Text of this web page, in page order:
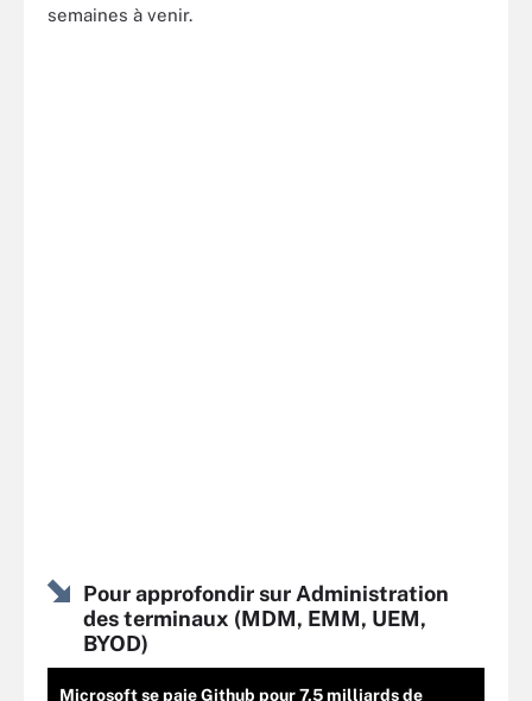
semaines à venir.
Pour approfondir sur Administration
des terminaux (MDM, EMM, UEM,
BYOD)
Microsoft se paie Github pour 7,5 milliards de